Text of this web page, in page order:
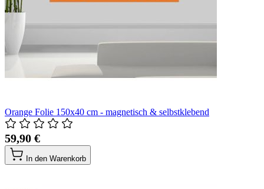
Orange Folie 150x40 cm - magnetisch & selbstklebend
59,90 €
In den Warenkorb